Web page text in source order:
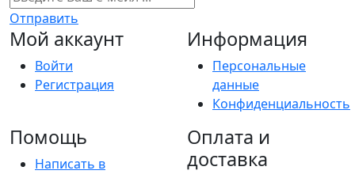
Отправить
Мой аккаунт
Войти
Регистрация
Информация
Персональные
данные
Конфиденциальность
Помощь
Написать в
Оплата и
доставка